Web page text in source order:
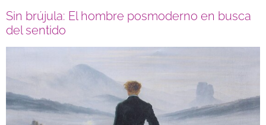
Sin brújula: El hombre posmoderno en busca
del sentido